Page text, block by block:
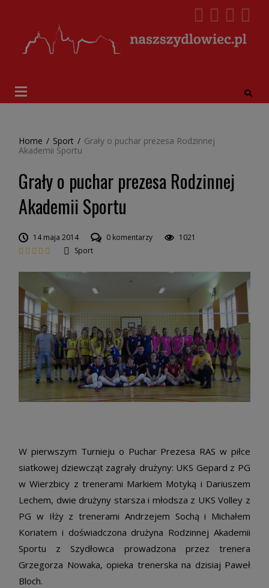
Home / Sport / Grały o puchar prezesa Rodzinnej
Akademii Sportu
Grały o puchar prezesa Rodzinnej
Akademii Sportu
14 maja 2014 0 komentarzy
1021
Sport
W pierwszym Turnieju o Puchar Prezesa RAS w piłce
siatkowej dziewcząt zagrały drużyny: UKS Gepard z PG
w Wierzbicy z trenerami Markiem Motyką i Dariuszem
Lechem, dwie drużyny starsza i młodsza z UKS Volley z
PG w Iłży z trenerami Andrzejem Sochą i Michałem
Koriatem i doświadczona drużyna Rodzinnej Akademii
Sportu z Szydłowca prowadzona przez trenera
Grzegorza Nowaka, opieka trenerska na dzisiaj Paweł
Bloch.